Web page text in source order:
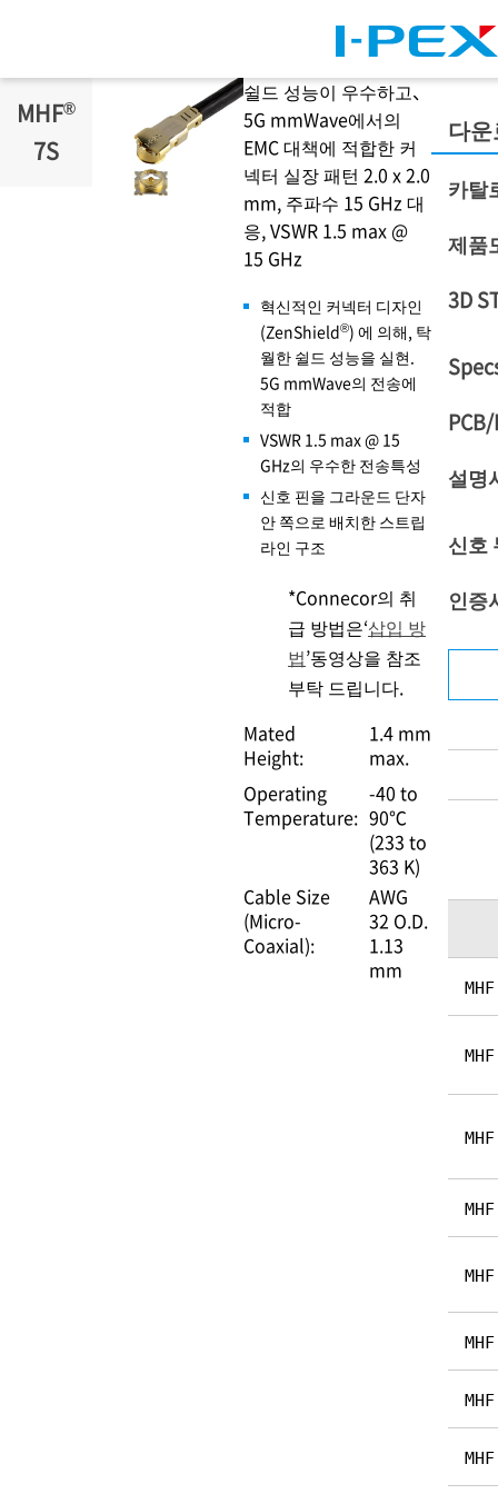
MHF®
7S
쉴드 성능이 우수하고、
5G mmWave에서의
EMC 대책에 적합한 커
넥터 실장 패턴 2.0 x 2.0
mm, 주파수 15 GHz 대
응, VSWR 1.5 max @
15 GHz
혁신적인 커넥터 디자인
(ZenShield®) 에 의해, 탁
월한 쉴드 성능을 실현.
5G mmWave의 전송에
적합
VSWR 1.5 max @ 15
GHz의 우수한 전송특성
신호 핀을 그라운드 단자
안 쪽으로 배치한 스트립
라인 구조
*Connecor의 취
급 방법은‘삽입 방
법’동영상을 참조
부탁 드립니다.
Mated
Height:
1.4 mm
max.
Operating
Temperature:
-40 to
90℃
(233 to
363 K)
Cable Size
(Micro-
Coaxial):
AWG
32 O.D.
1.13
mm
다
카탈
제품
3D
설명
신호
인증